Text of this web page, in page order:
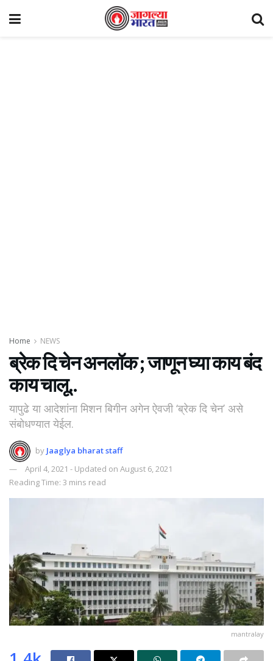
Home NEWS
ब्रेक दि चेन अनलॉक ; जाणून घ्या काय बंद
काय चालू..
यापुढे या आदेशांना मिशन बिगीन अगेन ऐवजी ‘ब्रेक दि चेन’ असे
संबोधण्यात येईल.
by Jaaglya bharat staff
April 4, 2021 - Updated on August 6, 2021
Reading Time: 3 mins read
mantralay